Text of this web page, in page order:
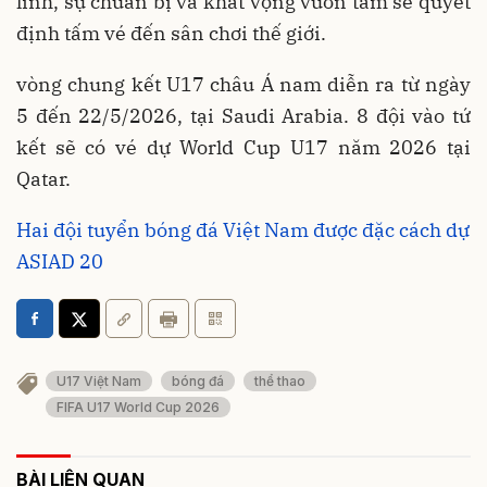
định tấm vé đến sân chơi thế giới.
vòng chung kết U17 châu Á nam diễn ra từ ngày
5 đến 22/5/2026, tại Saudi Arabia. 8 đội vào tứ
kết sẽ có vé dự World Cup U17 năm 2026 tại
Qatar.
Hai đội tuyển bóng đá Việt Nam được đặc cách dự
ASIAD 20
U17 Việt Nam bóng đá
thể thao
FIFA U17 World Cup 2026
BÀI LIÊN QUAN